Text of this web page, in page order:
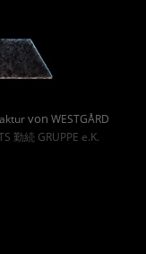
von WESTGÅRD
勤続 GRUPPE e.K.